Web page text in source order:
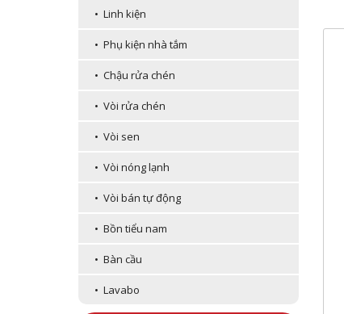
• Linh kiện
• Phụ kiện nhà tắm
• Chậu rửa chén
• Vòi rửa chén
• Vòi sen
• Vòi nóng lạnh
• Vòi bán tự động
• Bồn tiểu nam
• Bàn cầu
• Lavabo